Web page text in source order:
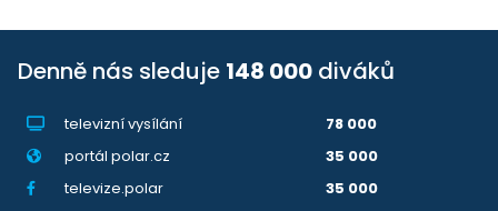
Denně nás sleduje 148 000 diváků
televizní vysílání
78 000
portál polar.cz
35 000
televize.polar
35 000